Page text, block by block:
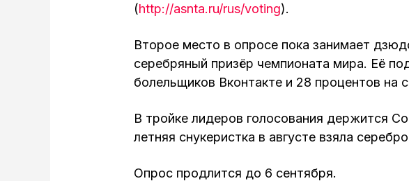
(http://asnta.ru/rus/voting).
Второе место в опросе пока занимает
серебряный призёр чемпионата мира. Её
болельщиков Вконтакте и 28 процентов на
В тройке лидеров голосования держится
летняя снукеристка в августе взяла
Опрос продлится до 6 сентября.